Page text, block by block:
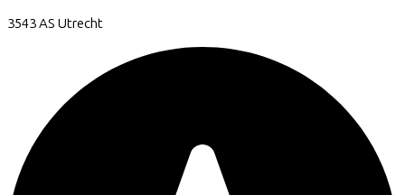
3543 AS Utrecht